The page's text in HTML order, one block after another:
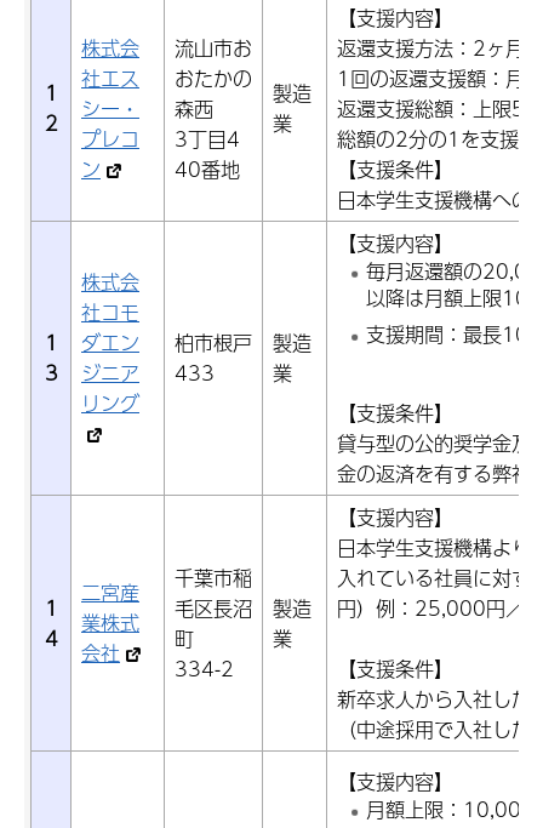
1
2
株式会
社エス
シー・
プレコ
ン
流山市お
おたかの
森西
3丁目4
40番地
製造
業
【支援内容】
返還支援方法：2ヶ月
1回の返還支援額：月
返還支援総額：上限
総額の2分の1を支援
【支援条件】
日本学生支援機構への
1
3
株式会
社コモ
ダエン
ジニア
リング
柏市根戸
433
製造
業
【支援内容】
毎月返還額の
以降は月額上限
支援期間：最長10
【支援条件】
貸与型の公的奨学金及
金の返済を有する弊社
1
4
二宮産
業株式
会社
千葉市稲
毛区長沼
町
334-2
製造
業
【支援内容】
日本学生支援機構より
入れている社員に対
円）例：25,000円／
【支援条件】
新卒求人から入社した
（中途採用で入社し
【支援内容】
月額上限：10,000